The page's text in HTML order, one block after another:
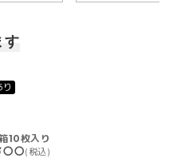
す
り
10枚入り
〇〇(税込)